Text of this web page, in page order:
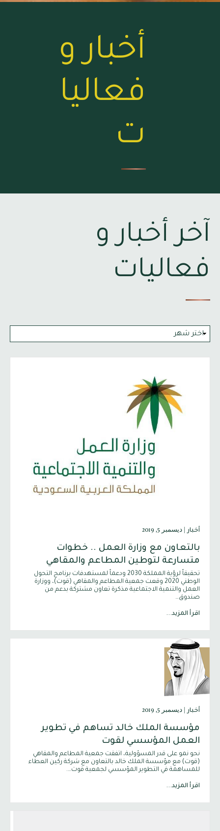
أخبار و
فعاليا
ت
آخر أخبار و
فعاليات
أخبار ديسمبر 5, 2019
بالتعاون مع وزارة العمل .. خطوات
متسارعة لتوطين المطاعم والمقاهي
تحقيقاً لرؤية المملكة 2030 ودعماً لمستهدفات برنامج التحول
الوطني 2020 وقعت جمعية المطاعم والمقاهي (قوت)، ووزارة
العمل والتنمية الاجتماعية مذكرة تعاون مشتركة بدعم من
صندوق…
اقرأ المزيد...
أخبار ديسمبر 5, 2019
مؤسسة الملك خالد تساهم في تطوير
العمل المؤسسي لقوت
نحو نمو على قدر المسؤولية، اتفقت جمعية المطاعم والمقاهي
(قوت) مع مؤسسة الملك خالد بالتعاون مع شركة ركين العطاء
للمساهمة في التطوير المؤسسي لجمعية قوت….
اقرأ المزيد...